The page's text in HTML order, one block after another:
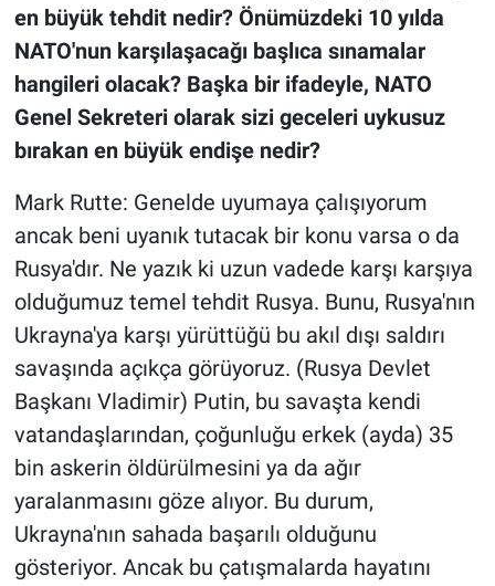
en büyük tehdit nedir? Önümüzdeki 10 yılda
NATO'nun karşılaşacağı başlıca sınamalar
hangileri olacak? Başka bir ifadeyle, NATO
Genel Sekreteri olarak sizi geceleri uykusuz
bırakan en büyük endişe nedir?
Mark Rutte: Genelde uyumaya çalışıyorum
ancak beni uyanık tutacak bir konu varsa o da
Rusya'dır. Ne yazık ki uzun vadede karşı karşıya
olduğumuz temel tehdit Rusya. Bunu, Rusya'nın
Ukrayna'ya karşı yürüttüğü bu akıl dışı saldırı
savaşında açıkça görüyoruz. (Rusya Devlet
Başkanı Vladimir) Putin, bu savaşta kendi
vatandaşlarından, çoğunluğu erkek (ayda) 35
bin askerin öldürülmesini ya da ağır
yaralanmasını göze alıyor. Bu durum,
Ukrayna'nın sahada başarılı olduğunu
gösteriyor. Ancak bu çatışmalarda hayatını